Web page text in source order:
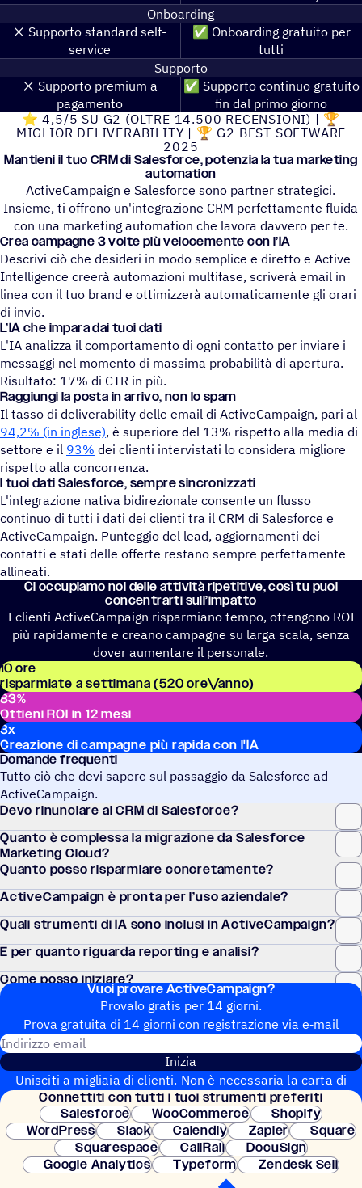
Onboarding
❌️ Supporto standard self-
service
✅ Onboarding gratuito per
tutti
Supporto
❌️ Supporto premium a
pagamento
✅ Supporto continuo gratuito
fin dal primo giorno
⭐ 4,5/5 SU G2 (OLTRE 14.500 RECEN­SIONI) | 🏆
MIGLIOR DELI­VE­RA­BI­LITY | 🏆 G2 BEST SOFTWARE
2025
Mantieni il tuo CRM di Sale­sforce, poten­zia la tua marketing
automation
ActiveCampaign e Salesforce sono partner strategici.
Insieme, ti offrono un'integrazione CRM perfettamente fluida
con una marketing automation che lavora davvero per te.
Crea campa­gne 3 volte più velo­ce­mente con l’IA
Descrivi ciò che desideri in modo semplice e diretto e Active
Intelligence creerà automazioni multifase, scriverà email in
linea con il tuo brand e ottimizzerà automaticamente gli orari
di invio.
L’IA che impara dai tuoi dati
L'IA analizza il comportamento di ogni contatto per inviare i
messaggi nel momento di massima probabilità di apertura.
Risultato: 17% di CTR in più.
Raggiungi la posta in arrivo, non lo spam
Il tasso di deliverability delle email di ActiveCampaign, pari al
94,2% (in inglese), è superiore del 13% rispetto alla media di
settore e il 93% dei clienti intervistati lo considera migliore
rispetto alla concorrenza.
I tuoi dati Sale­sforce, sempre sincronizzati
L'integrazione nativa bidirezionale consente un flusso
continuo di tutti i dati dei clienti tra il CRM di Salesforce e
ActiveCampaign. Punteggio del lead, aggiornamenti dei
contatti e stati delle offerte restano sempre perfettamente
allineati.
Ci occu­piamo noi delle atti­vità ripe­ti­tive, così tu puoi
concentrarti sull’impatto
I clienti ActiveCampaign risparmiano tempo, ottengono ROI
più rapidamente e creano campagne su larga scala, senza
dover aumentare il personale.
10 ore
risparmiate a settimana (520 ore\/anno)
83%
Ottieni ROI in 12 mesi
3x
Creazione di campagne più rapida con l'IA
Domande frequenti
Tutto ciò che devi sapere sul passaggio da Salesforce ad
ActiveCampaign.
Devo rinun­ciare al CRM di Salesforce?
Quanto è complessa la migra­zione da Sale­sforce
Marketing Cloud?
Quanto posso risparmiare concretamente?
ActiveCampaign è pronta per l’uso aziendale?
Quali stru­menti di IA sono inclusi in ActiveCampaign?
E per quanto riguarda repor­ting e analisi?
Come posso iniziare?
Vuoi provare ActiveCampaign?
Provalo gratis per 14 giorni.
Prova gratuita di 14 giorni con regi­stra­zione via e‑mail
Inizia
Unisciti a migliaia di clienti. Non è necessaria la carta di
credito. Configurazione istantanea.
Connet­titi con tutti i tuoi strumenti preferiti
Salesforce
WooCommerce
Shopify
WordPress
Slack Calendly Zapier
Square
Squarespace
CallRail
DocuSign
Google Analytics
Typeform Zendesk Sell